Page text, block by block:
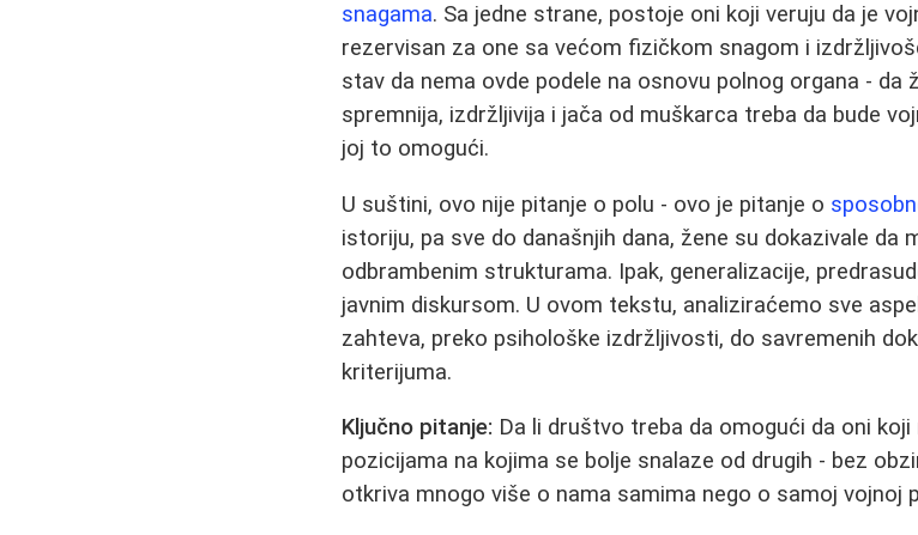
snagama. Sa jedne strane, postoje oni koji veruju da je
rezervisan za one sa većom fizičkom snagom i
stav da nema ovde podele na osnovu polnog organa - da
spremnija, izdržljivija i jača od muškarca treba da bude
joj to omogući.
U suštini, ovo nije pitanje o polu - ovo je pitanje o
istoriju, pa sve do današnjih dana, žene su dokazivale da
odbrambenim strukturama. Ipak, generalizacije,
javnim diskursom. U ovom tekstu, analiziraćemo sve
zahteva, preko psihološke izdržljivosti, do savremenih
kriterijuma.
Ključno pitanje: Da li društvo treba da omogući da oni
pozicijama na kojima se bolje snalaze od drugih - bez
otkriva mnogo više o nama samima nego o samoj vojnoj